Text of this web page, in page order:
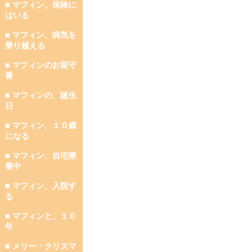
■ マフィン、保険に
はいる
■ マフィン、病気を
乗り越える
■ マフィンのお留守
番
■ マフィンの、誕生
日
■ マフィン、１０歳
になる
■ マフィン、自宅療
養中
■ マフィン、入院す
る
■ マフィンと、１０
年
■ メリー・クリスマ